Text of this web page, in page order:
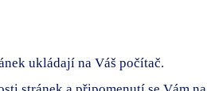
ukládají na Váš počítač.